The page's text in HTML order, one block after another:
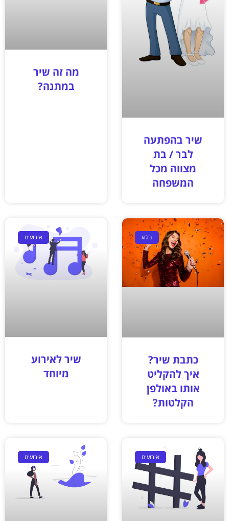
שיר בהפתעה
לבר / בת
מצווה מכל
המשפחה
מה זה שיר
במתנה?
בלוג
כתבת שיר?
איך להקליט
אותו באולפן
הקלטות?
אירועים
שיר לאירוע
מיוחד
אירועים אירועים